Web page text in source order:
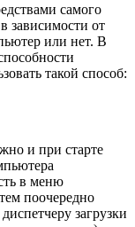
самого
зависимости от
или нет. В
такой способ:
и при старте
в меню
поочередно
загрузки